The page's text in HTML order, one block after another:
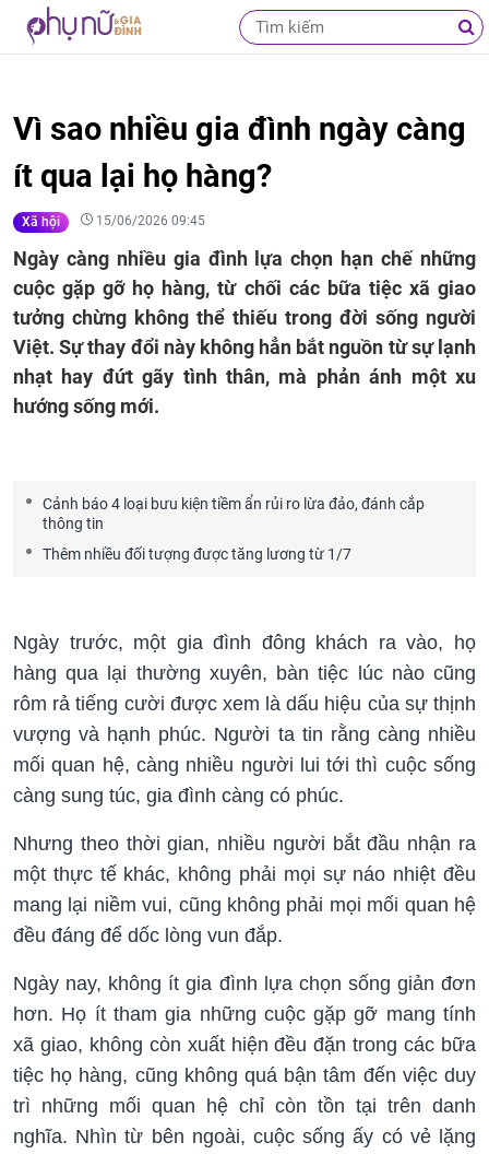
Vì sao nhiều gia đình ngày càng
ít qua lại họ hàng?
Xã hội 15/06/2026 09:45
Ngày càng nhiều gia đình lựa chọn hạn chế những
cuộc gặp gỡ họ hàng, từ chối các bữa tiệc xã giao
tưởng chừng không thể thiếu trong đời sống người
Việt. Sự thay đổi này không hẳn bắt nguồn từ sự lạnh
nhạt hay đứt gãy tình thân, mà phản ánh một xu
hướng sống mới.
Cảnh báo 4 loại bưu kiện tiềm ẩn rủi ro lừa đảo, đánh cắp
thông tin
Thêm nhiều đối tượng được tăng lương từ 1/7
Ngày trước, một gia đình đông khách ra vào, họ
hàng qua lại thường xuyên, bàn tiệc lúc nào cũng
rôm rả tiếng cười được xem là dấu hiệu của sự thịnh
vượng và hạnh phúc. Người ta tin rằng càng nhiều
mối quan hệ, càng nhiều người lui tới thì cuộc sống
càng sung túc, gia đình càng có phúc.
Nhưng theo thời gian, nhiều người bắt đầu nhận ra
một thực tế khác, không phải mọi sự náo nhiệt đều
mang lại niềm vui, cũng không phải mọi mối quan hệ
đều đáng để dốc lòng vun đắp.
Ngày nay, không ít gia đình lựa chọn sống giản đơn
hơn. Họ ít tham gia những cuộc gặp gỡ mang tính
xã giao, không còn xuất hiện đều đặn trong các bữa
tiệc họ hàng, cũng không quá bận tâm đến việc duy
trì những mối quan hệ chỉ còn tồn tại trên danh
nghĩa. Nhìn từ bên ngoài, cuộc sống ấy có vẻ lặng